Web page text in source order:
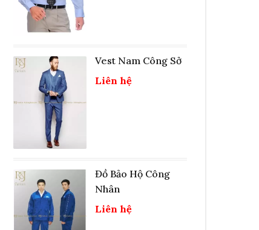
Vest Nam Công Sở
Liên hệ
Đồ Bảo Hộ Công
Nhân
Liên hệ